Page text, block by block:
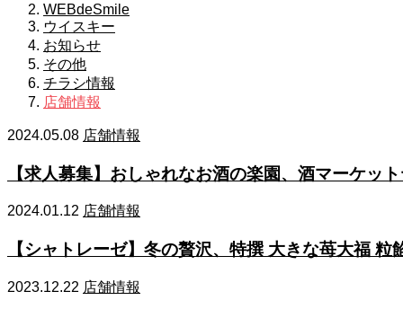
WEBdeSmile
ウイスキー
お知らせ
その他
チラシ情報
店舗情報
2024.05.08 店舗情報
【求人募集】おしゃれなお酒の楽園、酒マーケッ
2024.01.12 店舗情報
【シャトレーゼ】冬の贅沢、特撰 大きな苺大福 粒
2023.12.22 店舗情報